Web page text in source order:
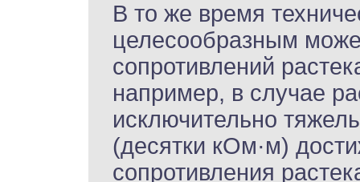
В то же время
целесообразным
сопротивлений
например, в случае
исключительно
(десятки кОм·м)
сопротивления